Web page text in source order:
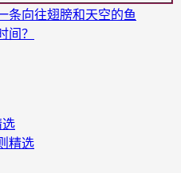
条向往翅膀和天空的鱼
间？
选
精选